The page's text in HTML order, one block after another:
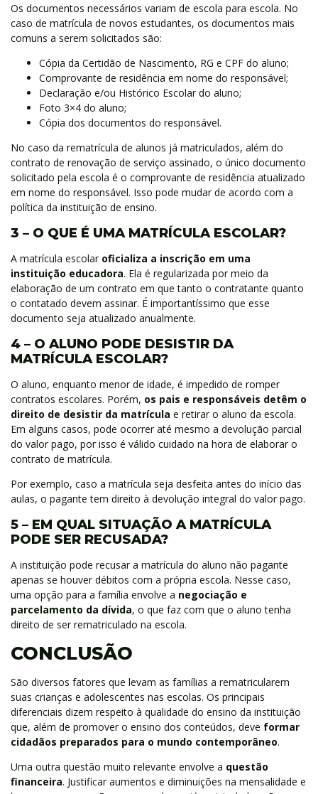
Os documentos necessários variam de escola para escola. No
caso de matrícula de novos estudantes, os documentos mais
comuns a serem solicitados são:
Cópia da Certidão de Nascimento, RG e CPF do aluno;
Comprovante de residência em nome do responsável;
Declaração e/ou Histórico Escolar do aluno;
Foto 3×4 do aluno;
Cópia dos documentos do responsável.
No caso da rematrícula de alunos já matriculados, além do
contrato de renovação de serviço assinado, o único documento
solicitado pela escola é o comprovante de residência atualizado
em nome do responsável. Isso pode mudar de acordo com a
política da instituição de ensino.
3 – O QUE É UMA MATRÍCULA ESCOLAR?
A matrícula escolar oficializa a inscrição em uma
instituição educadora. Ela é regularizada por meio da
elaboração de um contrato em que tanto o contratante quanto
o contatado devem assinar. É importantíssimo que esse
documento seja atualizado anualmente.
4 – O ALUNO PODE DESISTIR DA
MATRÍCULA ESCOLAR?
O aluno, enquanto menor de idade, é impedido de romper
contratos escolares. Porém, os pais e responsáveis detêm o
direito de desistir da matrícula e retirar o aluno da escola.
Em alguns casos, pode ocorrer até mesmo a devolução parcial
do valor pago, por isso é válido cuidado na hora de elaborar o
contrato de matrícula.
Por exemplo, caso a matrícula seja desfeita antes do início das
aulas, o pagante tem direito à devolução integral do valor pago.
5 – EM QUAL SITUAÇÃO A MATRÍCULA
PODE SER RECUSADA?
A instituição pode recusar a matrícula do aluno não pagante
apenas se houver débitos com a própria escola. Nesse caso,
uma opção para a família envolve a negociação e
parcelamento da dívida, o que faz com que o aluno tenha
direito de ser rematriculado na escola.
CONCLUSÃO
São diversos fatores que levam as famílias a rematricularem
suas crianças e adolescentes nas escolas. Os principais
diferenciais dizem respeito à qualidade do ensino da instituição
que, além de promover o ensino dos conteúdos, deve formar
cidadãos preparados para o mundo contemporâneo.
Uma outra questão muito relevante envolve a questão
financeira. Justificar aumentos e diminuições na mensalidade e